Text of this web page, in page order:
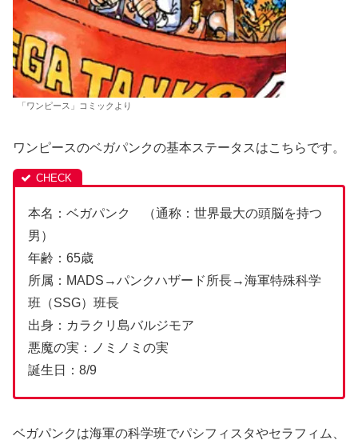
「ワンピース」コミックより
ワンピースのベガパンクの基本ステータスはこちらです。
本名：ベガパンク （通称：世界最大の頭脳を持つ
男）
年齢：65歳
所属：MADS→パンクハザード所長→海軍特殊科学
班（SSG）班長
出身：カラクリ島バルジモア
悪魔の実：ノミノミの実
誕生日：8/9
ベガパンクは海軍の科学班でパシフィスタやセラフィム、